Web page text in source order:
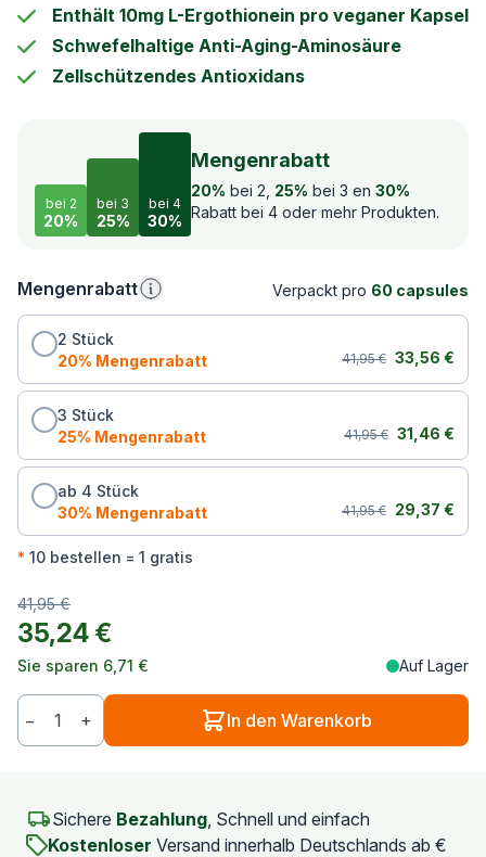
25% Rabatt bei 3
30% Rabatt bei 4
Enthält 10mg L-Ergothionein pro veganer Kapsel
Schwefelhaltige Anti-Aging-Aminosäure
Zellschützendes Antioxidans
bei 2
20%
bei 3
25%
bei 4
30%
Mengenrabatt
20% bei 2, 25% bei 3 en 30%
Rabatt bei 4 oder mehr Produkten.
20% Rabatt bei 2
25% Rabatt bei 3
30% Rabatt bei 4
Mengenrabatt
2 Stück
2 Stück, 20% Rabatt, 33,56 € pro Stück
20% Mengenrabatt Originalpreis:
41,95 € Rabattpreis:
33,56 €
3 Stück
3 Stück, 25% Rabatt, 31,46 € pro Stück
25% Mengenrabatt Originalpreis:
41,95 € Rabattpreis:
31,46 €
ab 4 Stück
ab 4 Stück, 30% Rabatt, 29,37 € pro Stück
30% Mengenrabatt Originalpreis:
41,95 € Rabattpreis:
29,37 €
* 10 bestellen = 1 gratis
Ihr Gesamt
Originalpreis:
41,95 €
Ihr Gesamt:
35,24 €
Sie sparen:
Sie sparen 6,71 €
Verpackt pro 60 capsules
Auf Lager
Menge
− + In den Warenkorb
Sichere Bezahlung, Schnell und einfach
Kostenloser Versand innerhalb Deutschlands ab €